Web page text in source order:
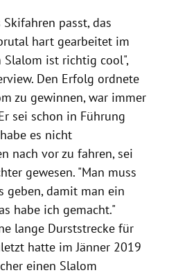
passt, das
hart gearbeitet im
Slalom ist richtig cool",
Den Erfolg ordnete
zu gewinnen, war immer
sei schon in Führung
es nicht
nach vor zu fahren, sei
gewesen. "Man muss
geben, damit man ein
habe ich gemacht."
lange Durststrecke für
hatte im Jänner 2019
einen Slalom